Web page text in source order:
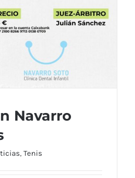
Navarro
, Tenis